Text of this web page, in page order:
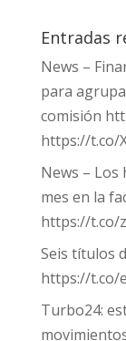
Entradas
News –
para
comisión
https://t.co/
News –
mes en la
https://t.co/
Seis títulos
https://t.co/
Turbo24: